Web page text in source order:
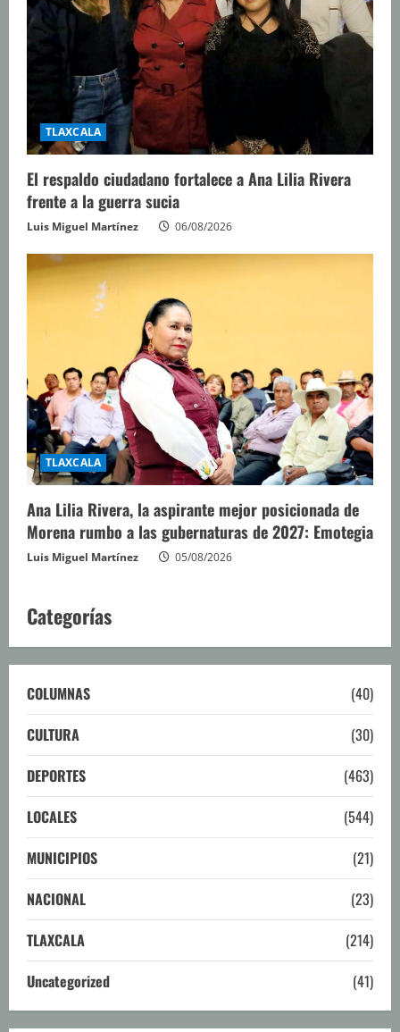
TLAXCALA
El respaldo ciudadano fortalece a Ana Lilia Rivera
frente a la guerra sucia
Luis Miguel Martínez 06/08/2026
TLAXCALA
Ana Lilia Rivera, la aspirante mejor posicionada de
Morena rumbo a las gubernaturas de 2027: Emotegia
Luis Miguel Martínez 05/08/2026
Categorías
COLUMNAS
(40)
CULTURA
(30)
DEPORTES
(463)
LOCALES
(544)
MUNICIPIOS
(21)
NACIONAL
(23)
TLAXCALA
(214)
Uncategorized
(41)